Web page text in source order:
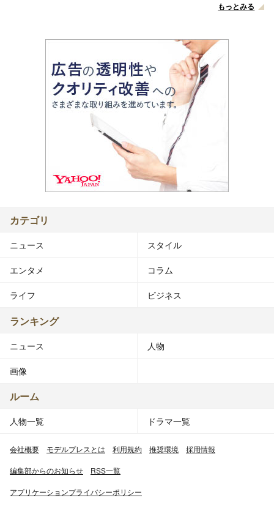
もっとみる
カテゴリ
ニュース スタイル
エンタメ コラム
ライフ ビジネス
ランキング
ニュース 人物
画像
ルーム
人物一覧 ドラマ一覧
会社概要 モデルプレスとは 利用規約 推奨環境 採用情報
編集部からのお知らせ RSS一覧
アプリケーションプライバシーポリシー